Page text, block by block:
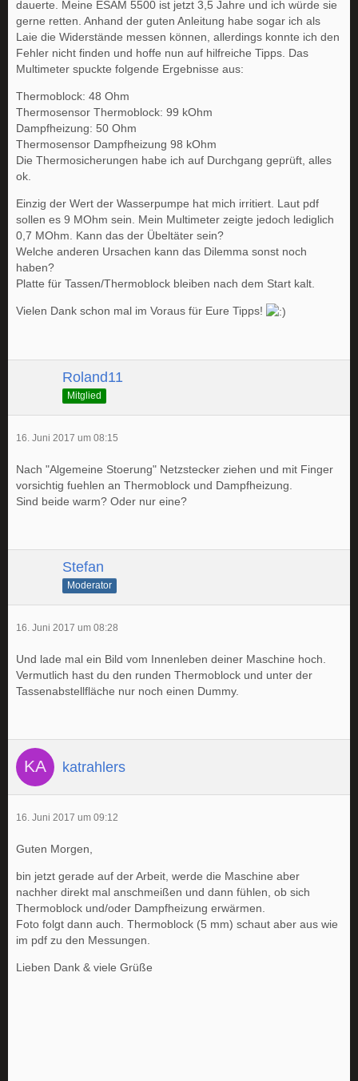
dauerte. Meine ESAM 5500 ist jetzt 3,5 Jahre und ich würde sie
gerne retten. Anhand der guten Anleitung habe sogar ich als
Laie die Widerstände messen können, allerdings konnte ich den
Fehler nicht finden und hoffe nun auf hilfreiche Tipps. Das
Multimeter spuckte folgende Ergebnisse aus:
Thermoblock: 48 Ohm
Thermosensor Thermoblock: 99 kOhm
Dampfheizung: 50 Ohm
Thermosensor Dampfheizung 98 kOhm
Die Thermosicherungen habe ich auf Durchgang geprüft, alles
ok.
Einzig der Wert der Wasserpumpe hat mich irritiert. Laut pdf
sollen es 9 MOhm sein. Mein Multimeter zeigte jedoch lediglich
0,7 MOhm. Kann das der Übeltäter sein?
Welche anderen Ursachen kann das Dilemma sonst noch
haben?
Platte für Tassen/Thermoblock bleiben nach dem Start kalt.
Vielen Dank schon mal im Voraus für Eure Tipps!
Roland11
Mitglied
16. Juni 2017 um 08:15
Nach "Algemeine Stoerung" Netzstecker ziehen und mit Finger
vorsichtig fuehlen an Thermoblock und Dampfheizung.
Sind beide warm? Oder nur eine?
Stefan
Moderator
16. Juni 2017 um 08:28
Und lade mal ein Bild vom Innenleben deiner Maschine hoch.
Vermutlich hast du den runden Thermoblock und unter der
Tassenabstellfläche nur noch einen Dummy.
katrahlers
16. Juni 2017 um 09:12
Guten Morgen,
bin jetzt gerade auf der Arbeit, werde die Maschine aber
nachher direkt mal anschmeißen und dann fühlen, ob sich
Thermoblock und/oder Dampfheizung erwärmen.
Foto folgt dann auch. Thermoblock (5 mm) schaut aber aus wie
im pdf zu den Messungen.
Lieben Dank & viele Grüße